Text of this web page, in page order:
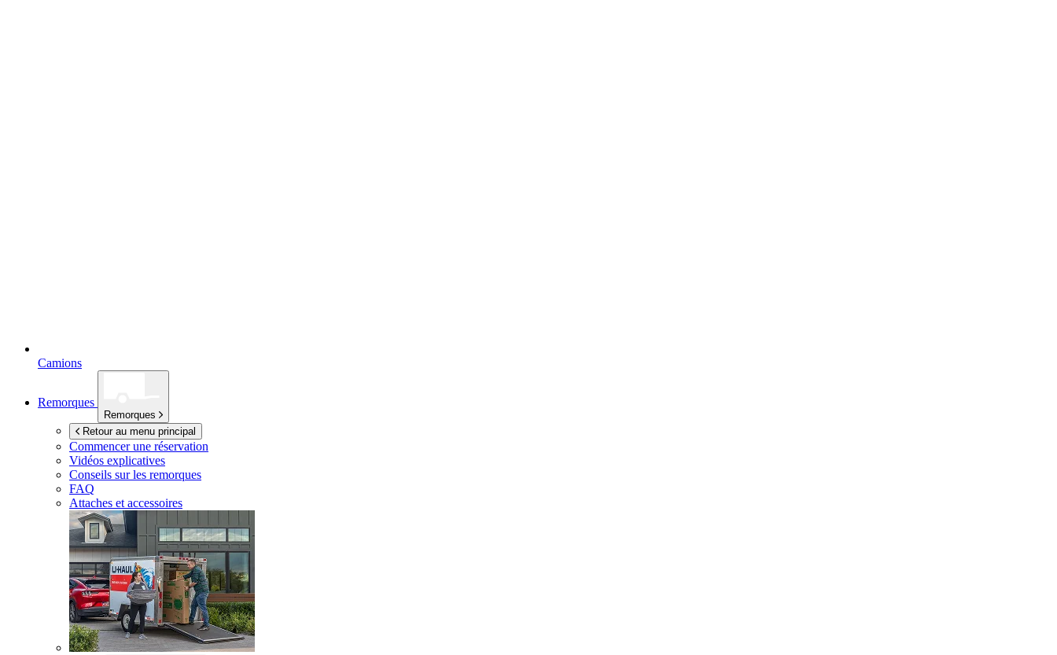
Camions
Remorques
Remorques
Retour au menu principal
Commencer une réservation
Vidéos explicatives
Conseils sur les remorques
FAQ
Attaches et accessoires